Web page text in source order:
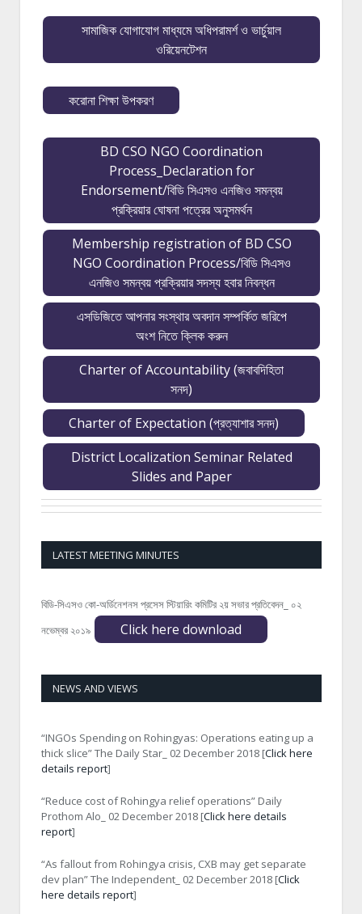
সামাজিক যোগাযোগ মাধ্যমে অধিপরামর্শ ও ভার্চুয়াল
ওরিয়েনটেশন
করোনা শিক্ষা উপকরণ
BD CSO NGO Coordination
Process_Declaration for
Endorsement/বিডি সিএসও এনজিও সমন্বয়
প্রক্রিয়ার ঘোষনা পত্রের অনুসমর্থন
Membership registration of BD CSO
NGO Coordination Process/বিডি সিএসও
এনজিও সমন্বয় প্রক্রিয়ার সদস্য হবার নিবন্ধন
এসডিজিতে আপনার সংস্থার অবদান সম্পর্কিত জরিপে
অংশ নিতে ক্লিক করুন
Charter of Accountability (জবাবদিহিতা
সনদ)
Charter of Expectation (প্রত্যাশার সনদ)
District Localization Seminar Related
Slides and Paper
LATEST MEETING MINUTES
বিডি-সিএসও কো-অর্ডিনেশনস প্রসেস স্টিয়ারিং কমিটির ২য় সভার প্রতিবেদন_ ০২
নভেম্বর ২০১৯
Click here download
NEWS AND VIEWS
“INGOs Spending on Rohingyas: Operations eating up a
thick slice” The Daily Star_ 02 December 2018 [Click here
details report]
“Reduce cost of Rohingya relief operations” Daily
Prothom Alo_ 02 December 2018 [Click here details
report]
“As fallout from Rohingya crisis, CXB may get separate
dev plan” The Independent_ 02 December 2018 [Click
here details report]